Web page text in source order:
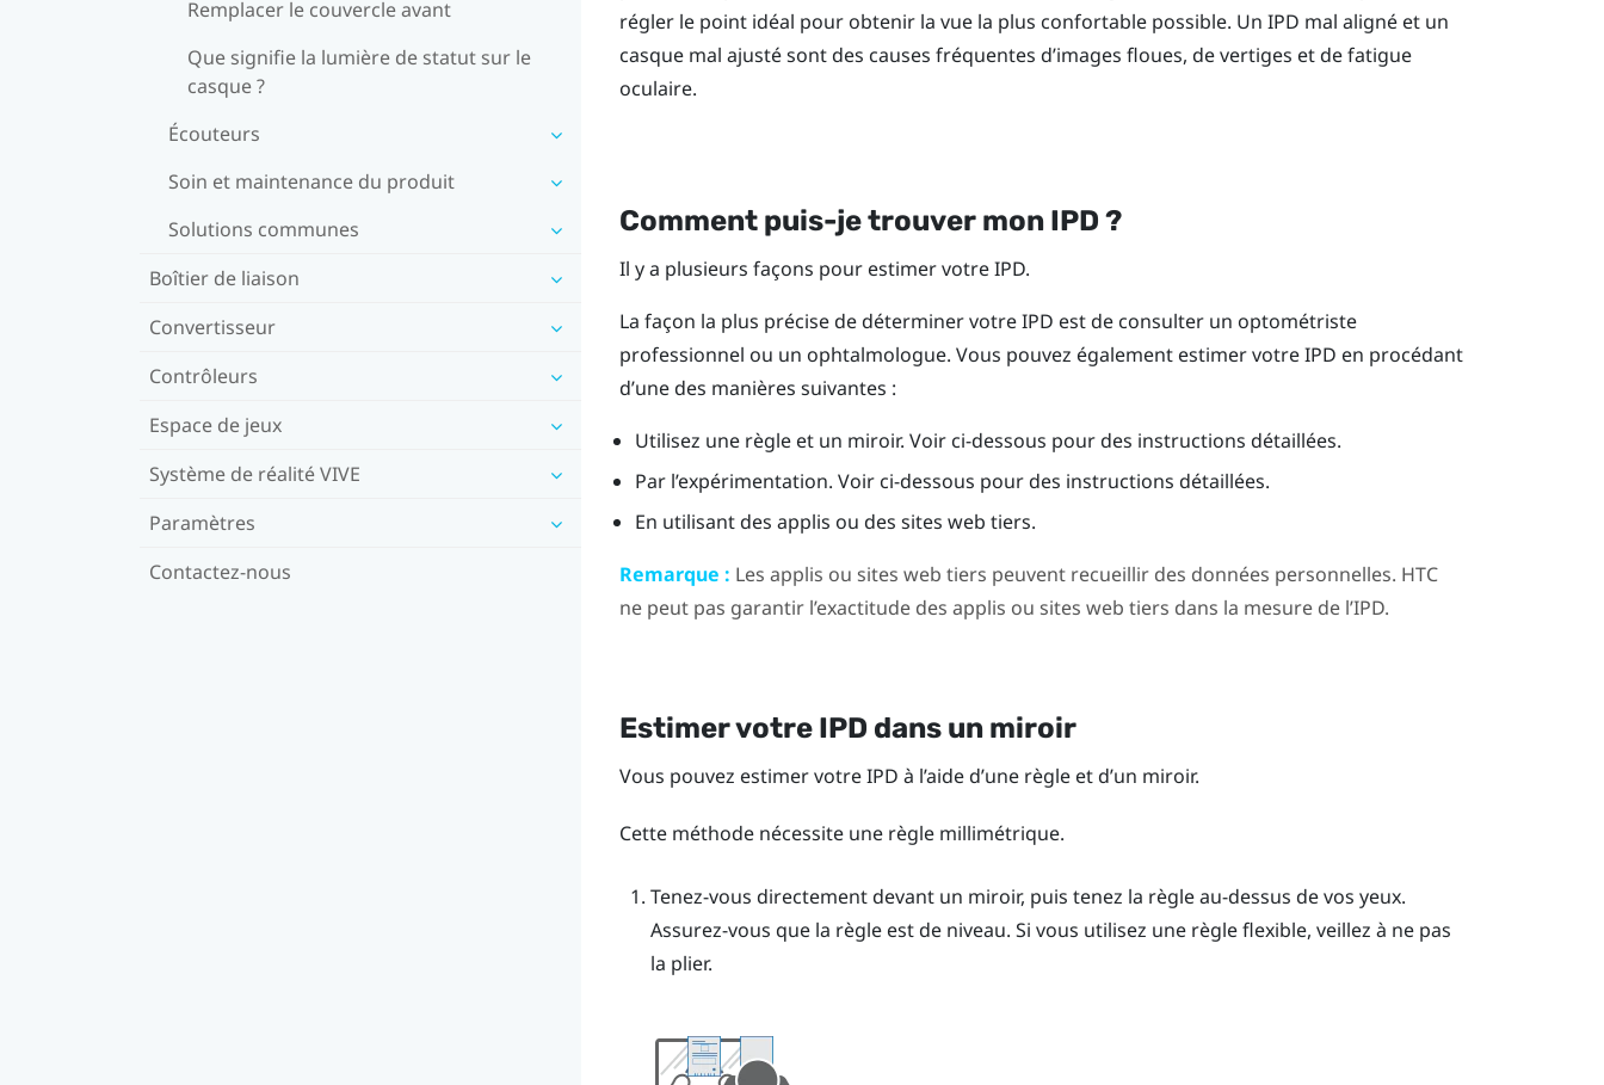
Remplacer le couvercle avant
Que signifie la lumière de statut sur le
casque ?
Écouteurs
Soin et maintenance du produit
Solutions communes
Boîtier de liaison
Convertisseur
Contrôleurs
Espace de jeux
Système de réalité VIVE
Paramètres
Contactez-nous
régler le point idéal pour obtenir la vue la plus confortable possible. Un IPD mal aligné et un
casque mal ajusté sont des causes fréquentes d’images floues, de vertiges et de fatigue
oculaire.
Comment puis-je trouver mon IPD ?
Il y a plusieurs façons pour estimer votre IPD.
La façon la plus précise de déterminer votre IPD est de consulter un optométriste
professionnel ou un ophtalmologue. Vous pouvez également estimer votre IPD en procédant
d’une des manières suivantes :
Utilisez une règle et un miroir. Voir ci-dessous pour des instructions détaillées.
Par l’expérimentation. Voir ci-dessous pour des instructions détaillées.
En utilisant des applis ou des sites web tiers.
Remarque : Les applis ou sites web tiers peuvent recueillir des données personnelles. HTC
ne peut pas garantir l’exactitude des applis ou sites web tiers dans la mesure de l’IPD.
Estimer votre IPD dans un miroir
Vous pouvez estimer votre IPD à l’aide d’une règle et d’un miroir.
Cette méthode nécessite une règle millimétrique.
Tenez-vous directement devant un miroir, puis tenez la règle au-dessus de vos yeux.
Assurez-vous que la règle est de niveau. Si vous utilisez une règle flexible, veillez à ne pas
la plier.